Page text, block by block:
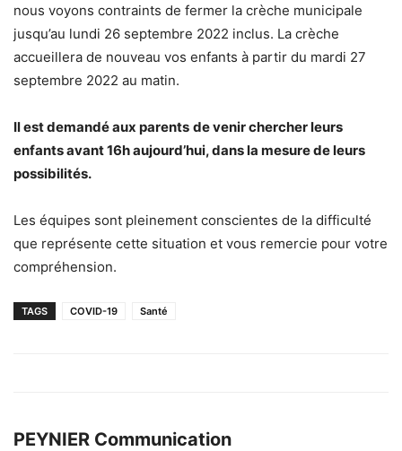
nous voyons contraints de fermer la crèche municipale
jusqu’au lundi 26 septembre 2022 inclus. La crèche
accueillera de nouveau vos enfants à partir du mardi 27
septembre 2022 au matin.
Il est demandé aux parents de venir chercher leurs
enfants avant 16h aujourd’hui, dans la mesure de leurs
possibilités.
Les équipes sont pleinement conscientes de la difficulté
que représente cette situation et vous remercie pour votre
compréhension.
TAGS COVID-19 Santé
PEYNIER Communication